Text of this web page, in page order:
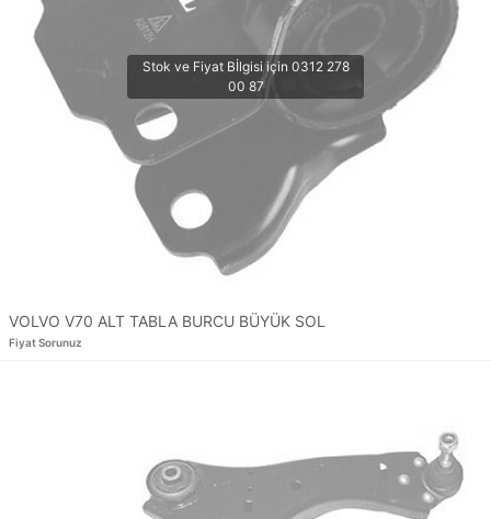
VOLVO V70 ALT TABLA BURCU BÜYÜK SOL
Fiyat Sorunuz